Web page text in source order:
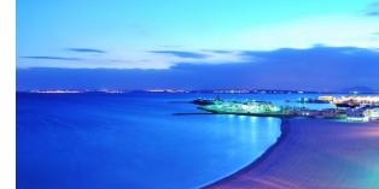
TRAM d’Alacant
Tramnochador para
acceso al Castell de
Altea